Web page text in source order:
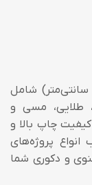
26,000 تومان
تومان
طلق PM19_01 با ابعاد استاندارد (~17×14 سانتی‌متر) شامل
طلایی، مسی و
چاپ بالا و
انواع پروژه‌های
و دکوری شما